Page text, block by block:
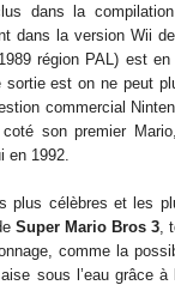
dans la
dans la version Wii
région PAL) est
sortie est on ne peut
commercial
son premier
en 1992.
plus célèbres et les
Super Mario Bros 3
comme la
sous l’eau grâce